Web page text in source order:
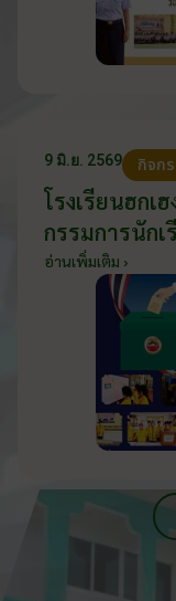
9 มิ.ย. 2569 กิจก
โรงเรียนฮกเ
กรรมการนัก
2569 ส่งเสริ
วันที่ 9 มิถุนา
อ่านเพิ่มเติม ›